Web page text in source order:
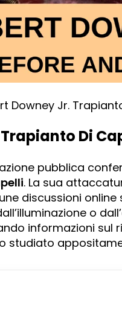
Downey Jr.
Di
pubblica
. La sua
discussioni online
o
informazioni sul
studiato